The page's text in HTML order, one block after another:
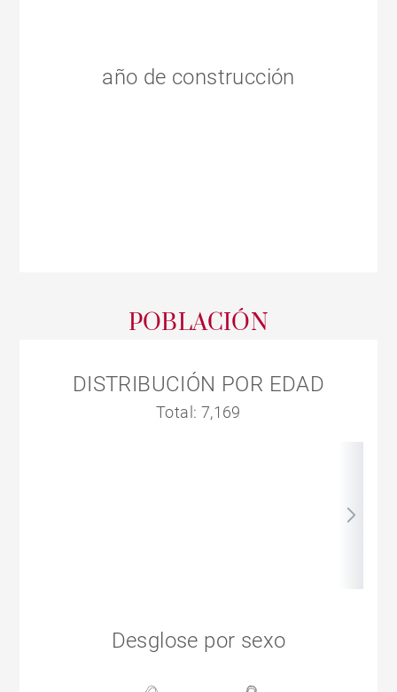
año de construcción
POBLACIÓN
DISTRIBUCIÓN POR EDAD
Total: 7,169
Desglose por sexo